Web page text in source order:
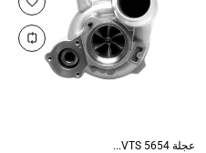
عجلة VTS 5654...